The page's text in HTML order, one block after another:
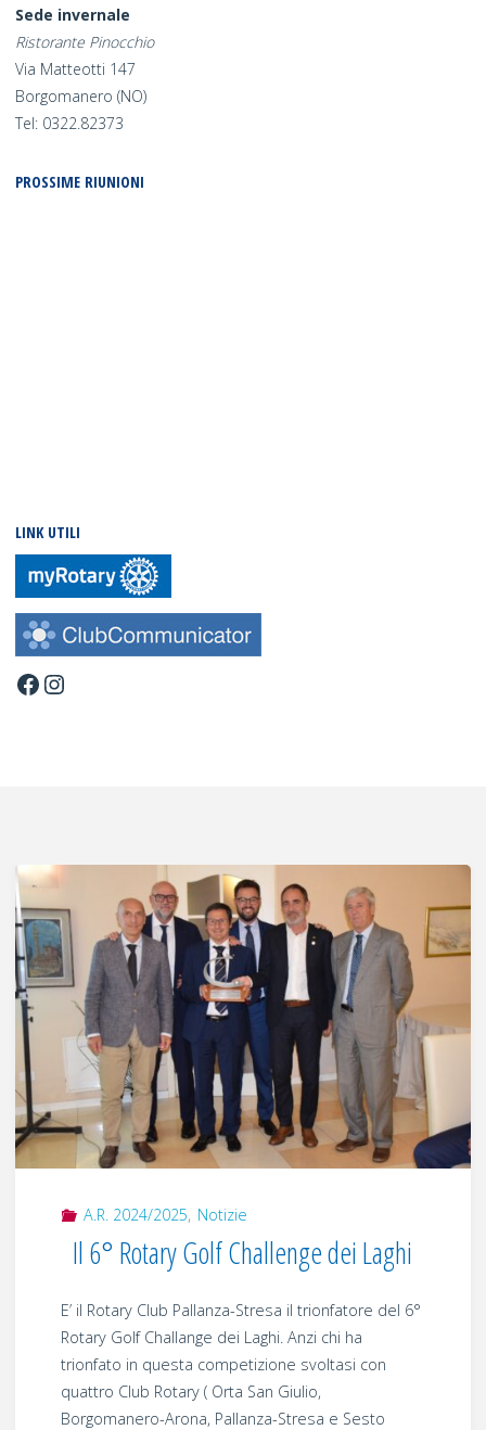
Sede invernale
Ristorante Pinocchio
Via Matteotti 147
Borgomanero (NO)
Tel: 0322.82373
PROSSIME RIUNIONI
LINK UTILI
Facebook Instagram
A.R. 2024/2025, Notizie
Il 6° Rotary Golf Challenge dei Laghi
E’ il Rotary Club Pallanza-Stresa il trionfatore del 6°
Rotary Golf Challange dei Laghi. Anzi chi ha
trionfato in questa competizione svoltasi con
quattro Club Rotary ( Orta San Giulio,
Borgomanero-Arona, Pallanza-Stresa e Sesto